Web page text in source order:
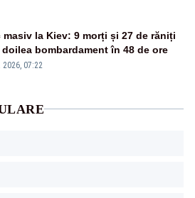
masiv la Kiev: 9 morți și 27 de răniți
bombardament în 48 de ore
2026, 07:22